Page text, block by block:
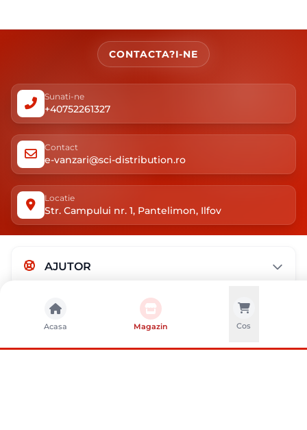
Acasa Magazin Cos
CONTACTA?I-NE
Sunati-ne
+40752261327
Contact
e-vanzari@sci-distribution.ro
Locatie
Str. Campului nr. 1, Pantelimon, Ilfov
AJUTOR
MAGAZIN